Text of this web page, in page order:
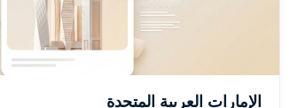
الإمارات العربية المتحدة